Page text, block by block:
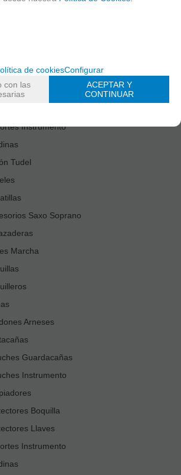
Guardacañas
Boquilla
Instrumento
Tudel
Saxo Soprano
Marcha
Arneses
Guardacañas
Instrumento
Boquilla
Llaves
Instrumento
de cookiesConfigurar
con las
ACEPTAR Y
CONTINUAR